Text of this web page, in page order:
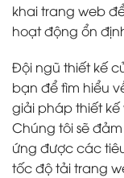
khai trang web
hoạt động ổn
Đội ngũ thiết kế
bạn để tìm hiểu
giải pháp thiết
Chúng tôi sẽ
ứng được các
tốc độ tải trang